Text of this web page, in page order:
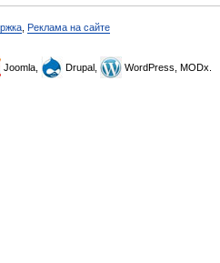
Реклама на сайте
Joomla, Drupal, WordPress, MODx.